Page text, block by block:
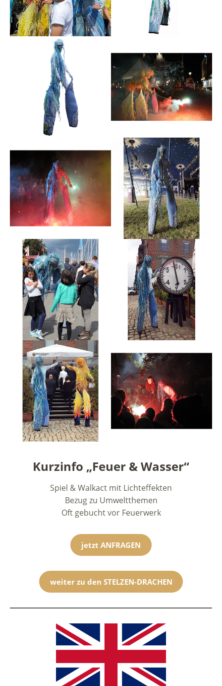
Kurzinfo „Feuer & Wasser“
Spiel & Walkact mit Lichteffekten
Bezug zu Umweltthemen
Oft gebucht vor Feuerwerk
jetzt ANFRAGEN
weiter zu den STELZEN-DRACHEN